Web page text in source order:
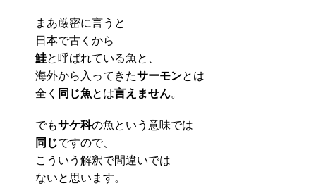
まあ厳密に言うと
日本で古くから
鮭と呼ばれている魚と、
海外から入ってきたサーモンとは
全く 同じ魚とは言えません。
でもサケ科の魚という意味では
同じですので、
こういう解釈で間違いでは
ないと思います。